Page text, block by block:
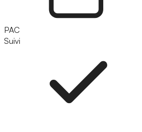
PAC
Suivi